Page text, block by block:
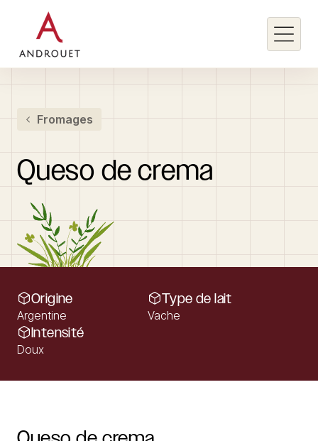
Rechercher un mot clé
Fromages
Queso de crema
Origine
Argentine
Type de lait
Vache
Intensité
Doux